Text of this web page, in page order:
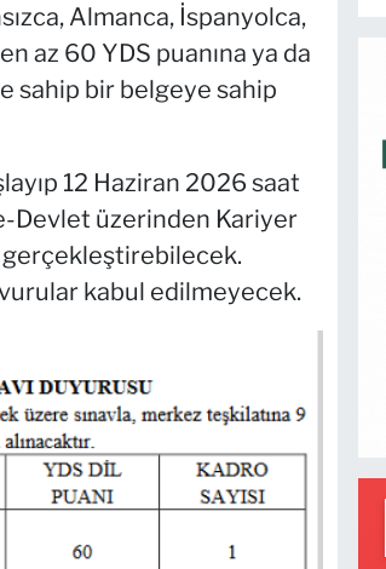
Almanca, İspanyolca,
az 60 YDS puanına ya da
sahip bir belgeye sahip
12 Haziran 2026 saat
Devlet üzerinden Kariyer
gerçekleştirebilecek.
kabul edilmeyecek.